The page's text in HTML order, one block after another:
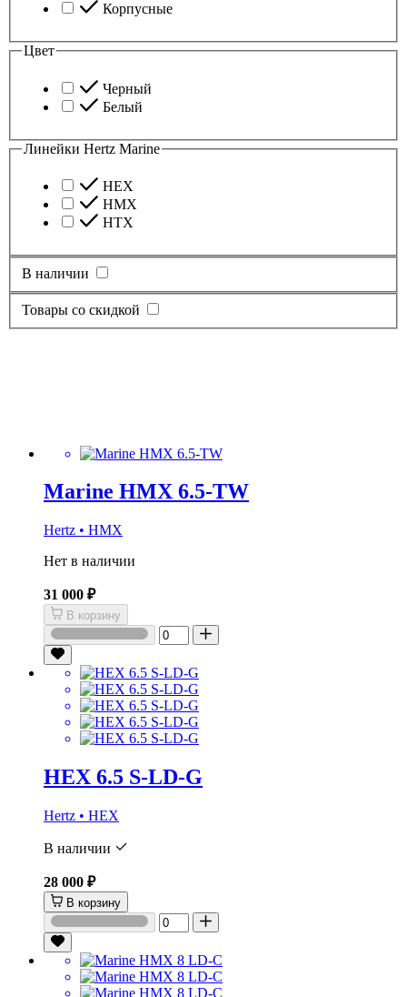
Корпусные
Цвет
Черный
Белый
Линейки Hertz Marine
HEX
HMX
HTX
В наличии
Товары со скидкой
Marine HMX 6.5-TW
Hertz • HMX
Нет в наличии
31 000 ₽
В корзину
HEX 6.5 S-LD-G
Hertz • HEX
В наличии
28 000 ₽
В корзину